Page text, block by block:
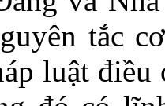
tắc
luật điều